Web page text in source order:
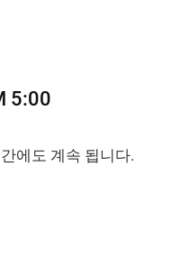
5:00
에도 계속 됩니다.